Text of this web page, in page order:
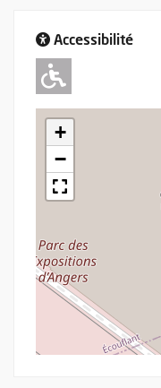
Accessibilité
Adapté
+
−